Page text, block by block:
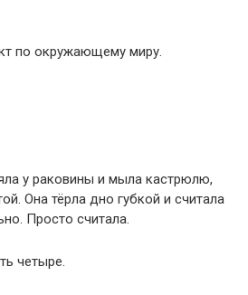
по окружающему миру.
у раковины и мыла кастрюлю,
Она тёрла дно губкой и считала
Просто считала.
четыре.